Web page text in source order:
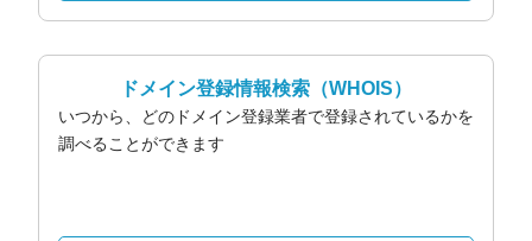
ドメイン登録情報検索 （WHOIS）
いつから、どのドメイン登録業者で登録されているかを
調べることができます